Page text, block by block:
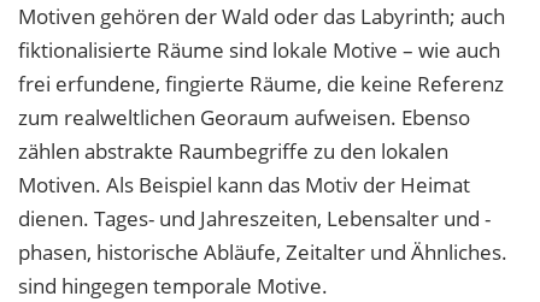
Motiven gehören der Wald oder das Labyrinth; auch
fiktionalisierte Räume sind lokale Motive – wie auch
frei erfundene, fingierte Räume, die keine Referenz
zum realweltlichen Georaum aufweisen. Ebenso
zählen abstrakte Raumbegriffe zu den lokalen
Motiven. Als Beispiel kann das Motiv der Heimat
dienen. Tages- und Jahreszeiten, Lebensalter und -
phasen, historische Abläufe, Zeitalter und Ähnliches.
sind hingegen temporale Motive.